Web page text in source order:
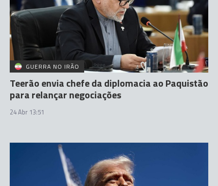
GUERRA NO IRÃO
Teerão envia chefe da diplomacia ao Paquistão
para relançar negociações
24 Abr 13:51